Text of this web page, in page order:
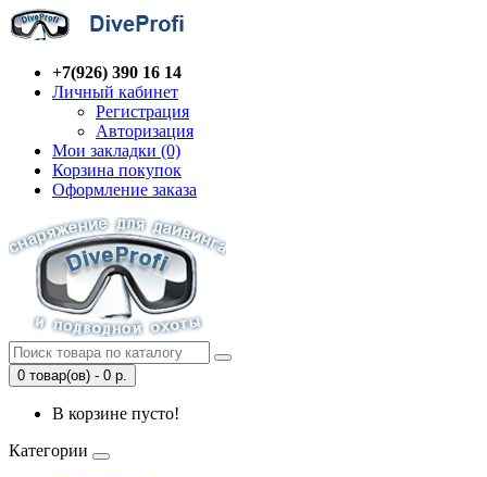
+7(926) 390 16 14
Личный кабинет
Регистрация
Авторизация
Мои закладки (0)
Корзина покупок
Оформление заказа
0 товар(ов) - 0 р.
В корзине пусто!
Категории